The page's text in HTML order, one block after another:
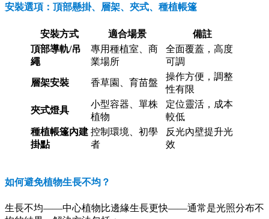
安裝選項：頂部懸掛、層架、夾式、種植帳篷
安裝方式 適合場景
備註
頂部導軌/吊
繩
專用種植室、商
業場所
全面覆蓋，高度
可調
層架安裝 香草園、育苗盤
操作方便，調整
性有限
夾式燈具
小型容器、單株
植物
定位靈活，成本
較低
種植帳篷內建
掛點
控制環境、初學
者
反光內壁提升光
效
如何避免植物生長不均？
生長不均——中心植物比邊緣生長更快——通常是光照分布不